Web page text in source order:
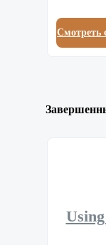
Смотреть